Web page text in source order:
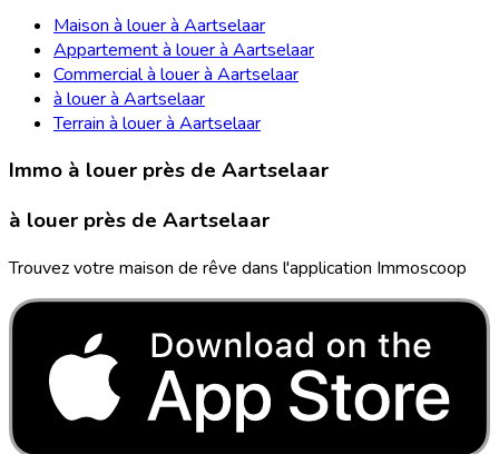
Maison à louer à Aartselaar
Appartement à louer à Aartselaar
Commercial à louer à Aartselaar
à louer à Aartselaar
Terrain à louer à Aartselaar
Immo à louer près de Aartselaar
à louer près de Aartselaar
Trouvez votre maison de rêve dans l'application Immoscoop